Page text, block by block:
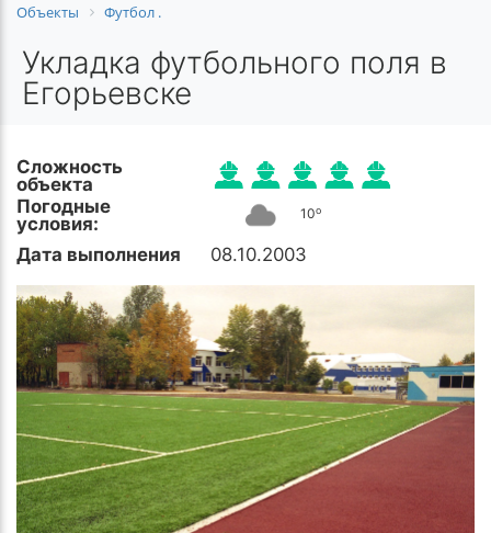
Объекты Футбол .
Укладка футбольного поля в
Егорьевске
Сложность
объекта
Погодные
условия:
10o
Дата выполнения 08.10.2003